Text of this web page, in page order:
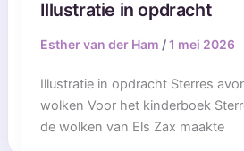
Illustratie in opdracht
Esther van der Ham /1 mei 2026
Illustratie in opdracht Sterres
wolken Voor het kinderboek
de wolken van Els Zax maakte